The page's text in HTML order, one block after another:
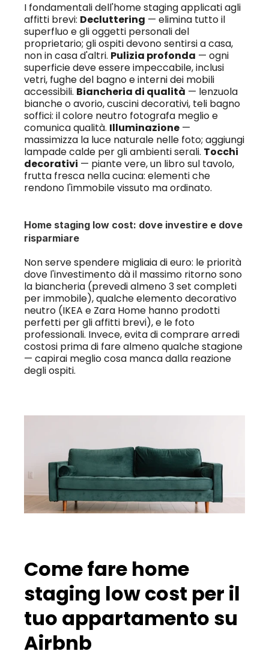
I fondamentali dell'home staging applicati agli
affitti brevi: Decluttering — elimina tutto il
superfluo e gli oggetti personali del
proprietario; gli ospiti devono sentirsi a casa,
non in casa d'altri. Pulizia profonda — ogni
superficie deve essere impeccabile, inclusi
vetri, fughe del bagno e interni dei mobili
accessibili. Biancheria di qualità — lenzuola
bianche o avorio, cuscini decorativi, teli bagno
soffici: il colore neutro fotografa meglio e
comunica qualità. Illuminazione —
massimizza la luce naturale nelle foto; aggiungi
lampade calde per gli ambienti serali. Tocchi
decorativi — piante vere, un libro sul tavolo,
frutta fresca nella cucina: elementi che
rendono l'immobile vissuto ma ordinato.
Home staging low cost: dove investire e dove
risparmiare
Non serve spendere migliaia di euro: le priorità
dove l'investimento dà il massimo ritorno sono
la biancheria (prevedi almeno 3 set completi
per immobile), qualche elemento decorativo
neutro (IKEA e Zara Home hanno prodotti
perfetti per gli affitti brevi), e le foto
professionali. Invece, evita di comprare arredi
costosi prima di fare almeno qualche stagione
— capirai meglio cosa manca dalla reazione
degli ospiti.
Come fare home
staging low cost per il
tuo appartamento su
Airbnb